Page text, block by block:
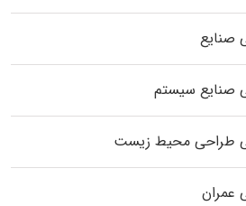
صنایع
صنایع سیستم
طراحی محیط زیست
عمران